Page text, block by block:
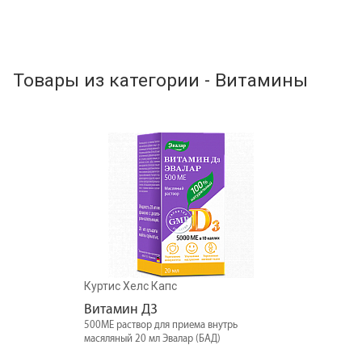
Товары из категории - Витамины
Куртис Хелс Капс
Витамин Д3
500МЕ раствор для приема внутрь
масяляный 20 мл Эвалар (БАД)